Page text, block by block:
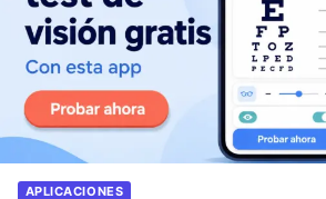
APLICACIONES